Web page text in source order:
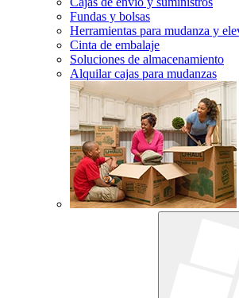
Fundas y bolsas
Herramientas para mudanza y
Cinta de embalaje
Soluciones de almacenamiento
Alquilar cajas para mudanzas